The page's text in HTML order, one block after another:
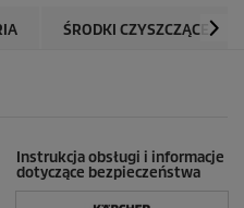
ŚRODKI CZYSZCZĄCE
Instrukcja obsługi i informacje
dotyczące bezpieczeństwa